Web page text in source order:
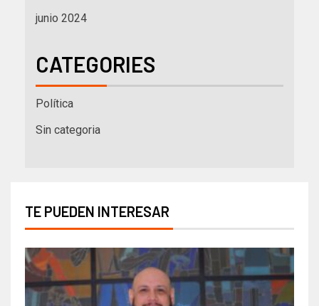
junio 2024
CATEGORIES
Política
Sin categoria
TE PUEDEN INTERESAR